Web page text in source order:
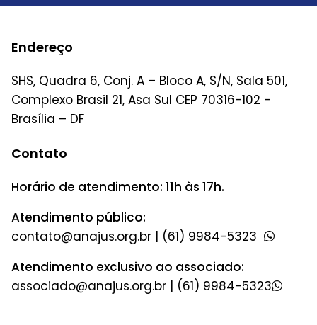
Endereço
SHS, Quadra 6, Conj. A – Bloco A, S/N, Sala 501,
Complexo Brasil 21, Asa Sul CEP 70316-102 -
Brasília – DF
Contato
Horário de atendimento: 11h às 17h.
Atendimento público:
| (61) 9984-5323
Atendimento exclusivo ao associado:
| (61) 9984-5323